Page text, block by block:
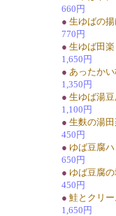
660円
● 生ゆばの
770円
● 生ゆば田楽
1,650円
● あったか
1,350円
● 生ゆば湯
1,100円
● 生麩の湯
450円
● ゆば豆腐
650円
● ゆば豆腐
450円
● 鮭とクリ
1,650円